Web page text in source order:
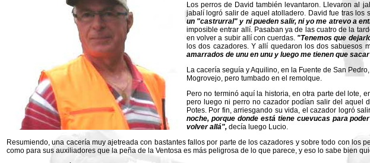
Los perros de David también levantaron. Llevaron al
jabalí logró salir de aquel atolladero. David fue tras los
un "castrurral" y ni pueden salir, ni yo me atrevo a
imposible entrar allí. Pasaban ya de las cuatro de la
en volver a subir allí con cuerdas. "Tenemos que
los dos cazadores. Y allí quedaron los dos
amarrados de unu en unu y luego me tienen que
La cacería seguía y Aquilino, en la Fuente de San
Mogrovejo, pero tumbado en el remolque.
Pero no terminó aquí la historia, en otra parte del lote,
pero luego ni perro no cazador podían salir del aquel
Potes. Por fin, arriesgando su vida, el cazador logró
noche, porque donde está tiene cuevucas para
volver allá", decía luego Lucio.
Resumiendo, una cacería muy ajetreada con bastantes fallos por parte de los cazadores y sobre todo con
como para sus auxiliadores que la peña de la Ventosa es más peligrosa de lo que parece, y eso lo sabe bien